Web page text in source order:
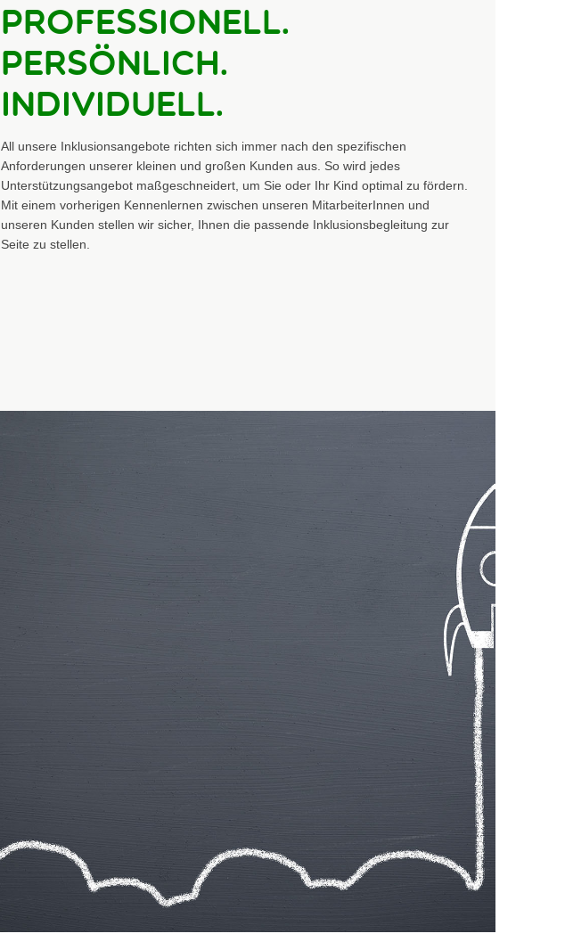
Professionell.
Persönlich.
Individuell.
All unsere Inklusionsangebote richten sich immer nach den spezifischen
Anforderungen unserer kleinen und großen Kunden aus. So wird jedes
Unterstützungsangebot maßgeschneidert, um Sie oder Ihr Kind optimal zu fördern.
Mit einem vorherigen Kennenlernen zwischen unseren MitarbeiterInnen und
unseren Kunden stellen wir sicher, Ihnen die passende Inklusionsbegleitung zur
Seite zu stellen.